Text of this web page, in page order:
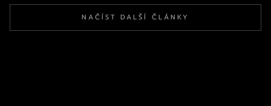
NAČÍST DALŠÍ ČLÁNKY